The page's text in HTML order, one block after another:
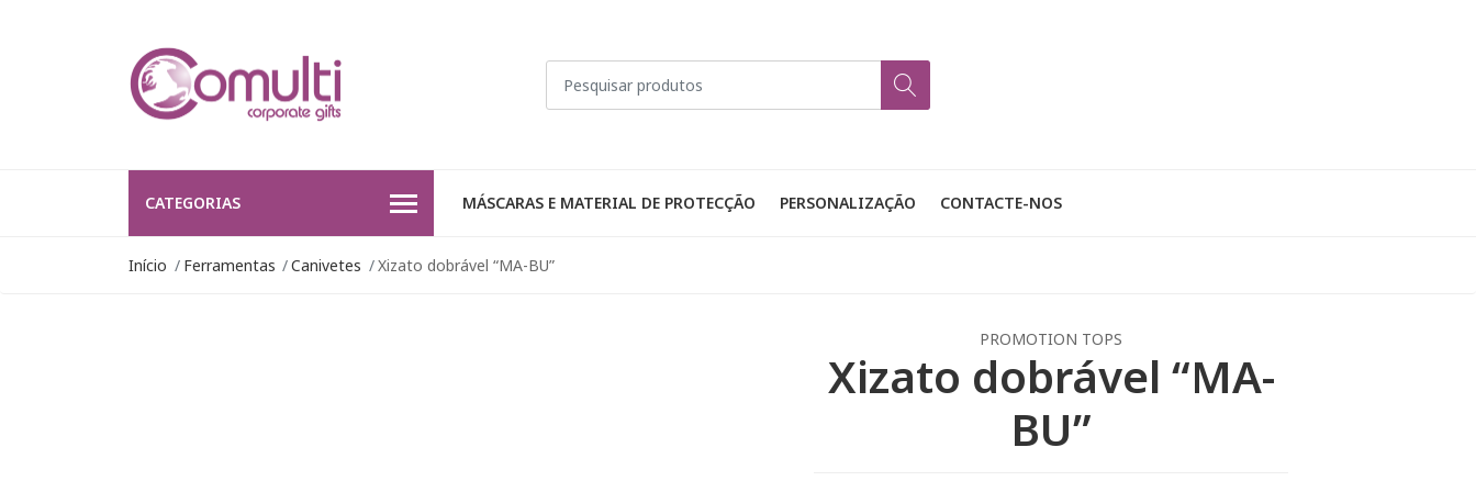
CATEGORIAS MÁSCARAS E MATERIAL DE PROTECÇÃO PERSONALIZAÇÃO CONTACTE-NOS
Início Ferramentas Canivetes Xizato dobrável “MA-BU”
PROMOTION TOPS
Xizato dobrável “MA-
BU”